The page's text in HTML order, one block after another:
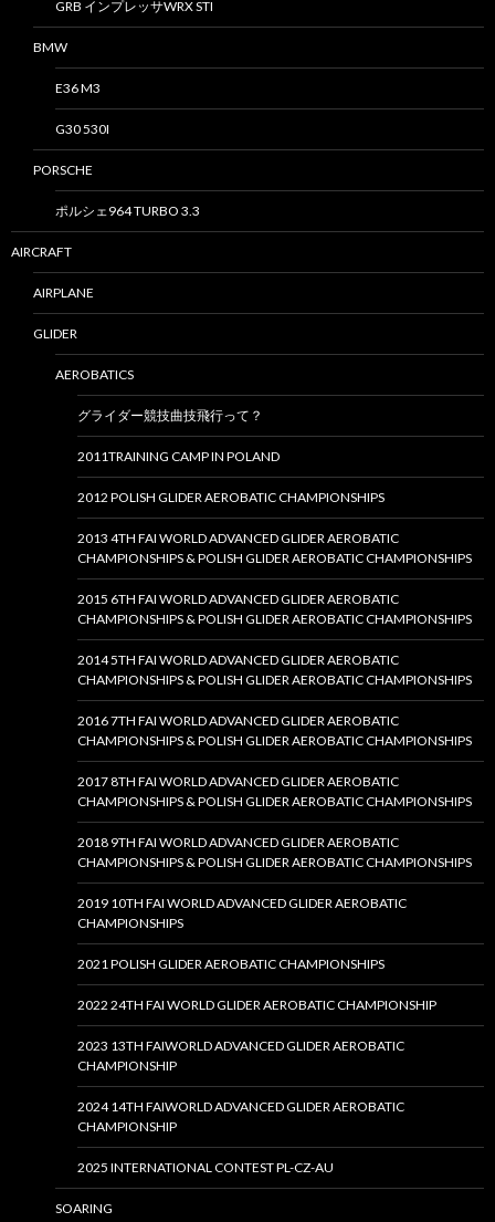
GRB インプレッサWRX STI
BMW
E36 M3
G30 530I
PORSCHE
ポルシェ964 TURBO 3.3
AIRCRAFT
AIRPLANE
GLIDER
AEROBATICS
グライダー競技曲技飛行って？
2011TRAINING CAMP IN POLAND
2012 POLISH GLIDER AEROBATIC CHAMPIONSHIPS
2013 4TH FAI WORLD ADVANCED GLIDER AEROBATIC
CHAMPIONSHIPS & POLISH GLIDER AEROBATIC CHAMPIONSHIPS
2015 6TH FAI WORLD ADVANCED GLIDER AEROBATIC
CHAMPIONSHIPS & POLISH GLIDER AEROBATIC CHAMPIONSHIPS
2014 5TH FAI WORLD ADVANCED GLIDER AEROBATIC
CHAMPIONSHIPS & POLISH GLIDER AEROBATIC CHAMPIONSHIPS
2016 7TH FAI WORLD ADVANCED GLIDER AEROBATIC
CHAMPIONSHIPS & POLISH GLIDER AEROBATIC CHAMPIONSHIPS
2017 8TH FAI WORLD ADVANCED GLIDER AEROBATIC
CHAMPIONSHIPS & POLISH GLIDER AEROBATIC CHAMPIONSHIPS
2018 9TH FAI WORLD ADVANCED GLIDER AEROBATIC
CHAMPIONSHIPS & POLISH GLIDER AEROBATIC CHAMPIONSHIPS
2019 10TH FAI WORLD ADVANCED GLIDER AEROBATIC
CHAMPIONSHIPS
2021 POLISH GLIDER AEROBATIC CHAMPIONSHIPS
2022 24TH FAI WORLD GLIDER AEROBATIC CHAMPIONSHIP
2023 13TH FAIWORLD ADVANCED GLIDER AEROBATIC
CHAMPIONSHIP
2024 14TH FAIWORLD ADVANCED GLIDER AEROBATIC
CHAMPIONSHIP
2025 INTERNATIONAL CONTEST PL-CZ-AU
SOARING